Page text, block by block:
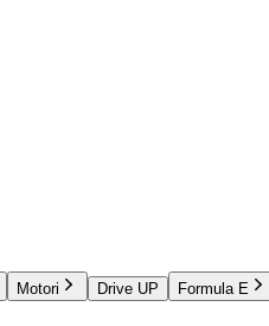
Motori Drive UP Formula E